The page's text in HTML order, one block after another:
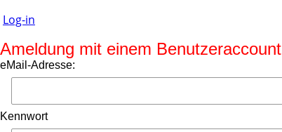
Log-in
Ameldung mit einem Benutzeraccount
eMail-Adresse:
Kennwort